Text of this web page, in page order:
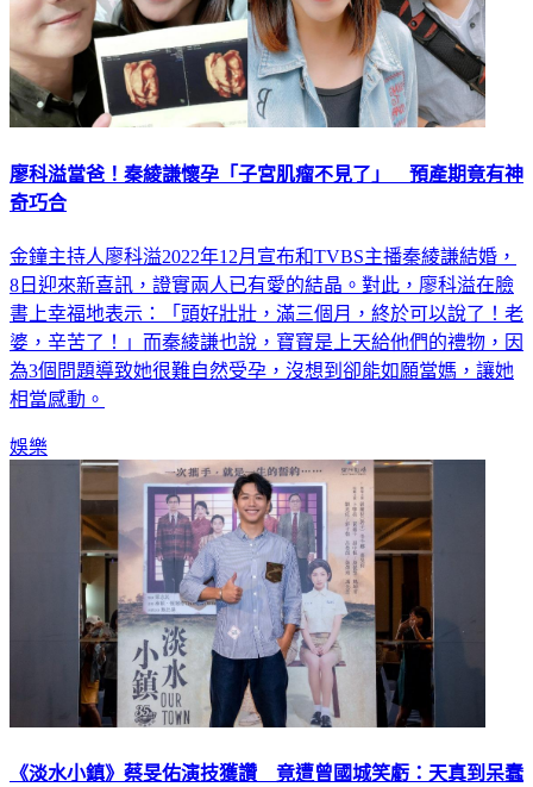
廖科溢當爸！秦綾謙懷孕「子宮肌瘤不見了」 預產期竟有神
金鐘主持人廖科溢2022年12月宣布和TVBS主播秦綾謙結婚，
8日迎來新喜訊，證實兩人已有愛的結晶。對此，廖科溢在臉
書上幸福地表示：「頭好壯壯，滿三個月，終於可以說了！老
婆，辛苦了！」而秦綾謙也說，寶寶是上天給他們的禮物，因
為3個問題導致她很難自然受孕，沒想到卻能如願當媽，讓她